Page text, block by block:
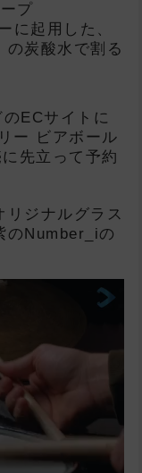
プ
に起用した、
の炭酸水で割る
ECサイトに
ー ビアボール
先立って予約
ジナルグラス
のNumber_iの